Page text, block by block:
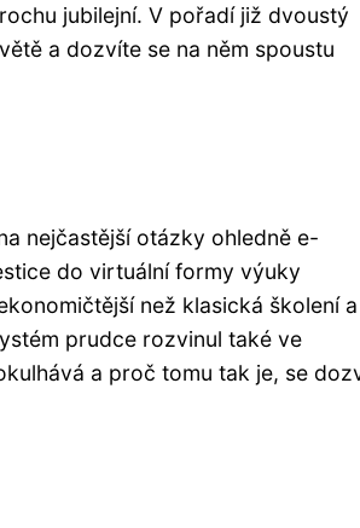
jubilejní. V pořadí již dvoustý
a dozvíte se na něm spoustu
nejčastější otázky ohledně e-
do virtuální formy výuky
než klasická školení a
prudce rozvinul také ve
a proč tomu tak je, se